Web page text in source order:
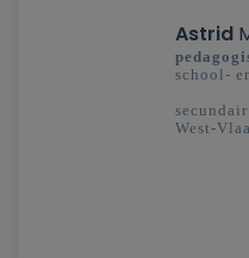
Astrid
school-
West-